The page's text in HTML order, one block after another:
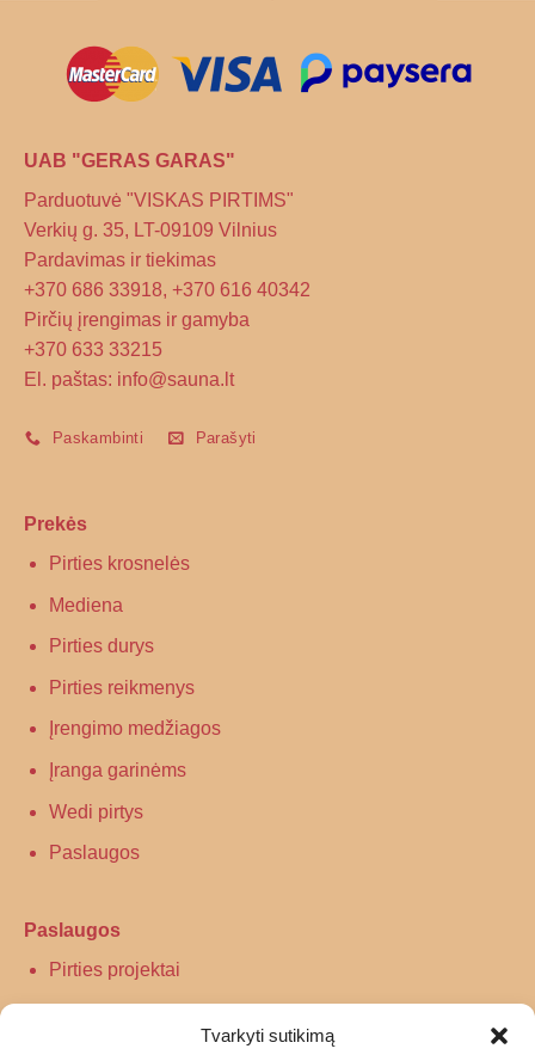
Tvarkyti sutikimą
UAB "GERAS GARAS"
Parduotuvė "VISKAS PIRTIMS"
Verkių g. 35, LT-09109 Vilnius
Pardavimas ir tiekimas
+370 686 33918, +370 616 40342
Pirčių įrengimas ir gamyba
+370 633 33215
El. paštas: info@sauna.lt
Paskambinti Parašyti
Prekės
Pirties krosnelės
Mediena
Pirties durys
Pirties reikmenys
Įrengimo medžiagos
Įranga garinėms
Wedi pirtys
Paslaugos
Paslaugos
Pirties projektai